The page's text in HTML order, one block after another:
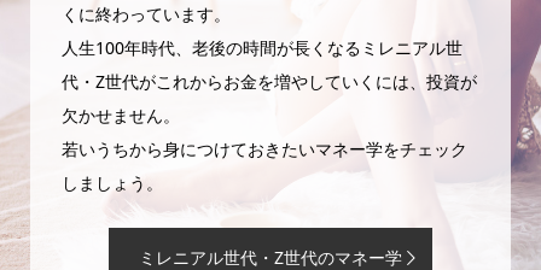
くに終わっています。
人生100年時代、老後の時間が長くなるミレニアル世
代・Z世代がこれからお金を増やしていくには、投資が
欠かせません。
若いうちから身につけておきたいマネー学をチェック
しましょう。
ミレニアル世代・Z世代のマネー学